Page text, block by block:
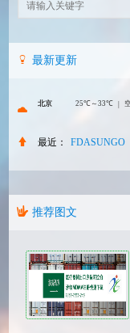
最新更新
最近： FDASUNGO
推荐图文